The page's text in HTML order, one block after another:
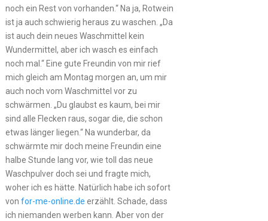
noch ein Rest von vorhanden.“ Na ja, Rotwein
ist ja auch schwierig heraus zu waschen. „Da
ist auch dein neues Waschmittel kein
Wundermittel, aber ich wasch es einfach
noch mal.“ Eine gute Freundin von mir rief
mich gleich am Montag morgen an, um mir
auch noch vom Waschmittel vor zu
schwärmen. „Du glaubst es kaum, bei mir
sind alle Flecken raus, sogar die, die schon
etwas länger liegen.“ Na wunderbar, da
schwärmte mir doch meine Freundin eine
halbe Stunde lang vor, wie toll das neue
Waschpulver doch sei und fragte mich,
woher ich es hätte. Natürlich habe ich sofort
von for-me-online.de erzählt. Schade, dass
ich niemanden werben kann. Aber von der